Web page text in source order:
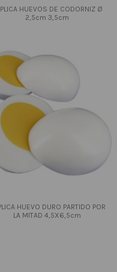
HUEVOS DE CODORNIZ Ø
2,5cm 3,5cm
HUEVO DURO PARTIDO POR
LA MITAD 4,5X6,5cm